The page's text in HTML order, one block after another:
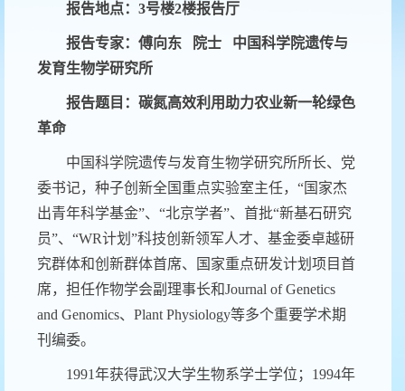
报告地点：3号楼2楼报告厅
报告专家：傅向东 院士 中国科学院遗传与
发育生物学研究所
报告题目：碳氮高效利用助力农业新一轮绿色
革命
中国科学院遗传与发育生物学研究所所长、党
委书记，种子创新全国重点实验室主任，“国家杰
出青年科学基金”、“北京学者”、首批“新基石研究
员”、“WR计划”科技创新领军人才、基金委卓越研
究群体和创新群体首席、国家重点研发计划项目首
席，担任作物学会副理事长和Journal of Genetics
and Genomics、Plant Physiology等多个重要学术期
刊编委。
1991年获得武汉大学生物系学士学位；1994年